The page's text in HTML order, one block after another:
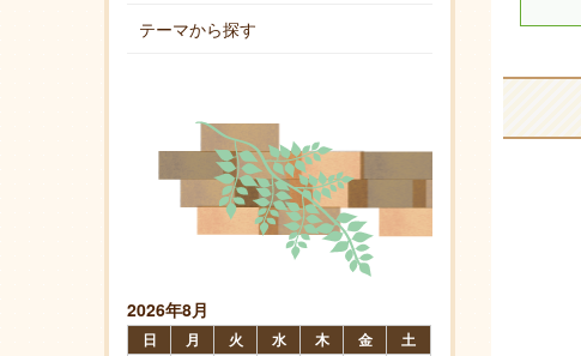
テーマから探す
2026年8月
日 月 火 水 木 金 土